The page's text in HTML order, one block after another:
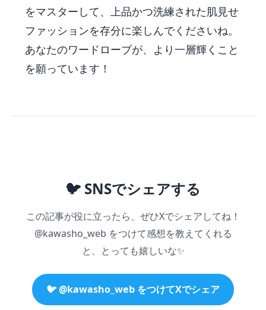
をマスターして、上品かつ洗練された肌見せ
ファッションを存分に楽しんでくださいね。
あなたのワードローブが、より一層輝くこと
を願っています！
🐦 SNSでシェアする
この記事が役に立ったら、ぜひXでシェアしてね！
@kawasho_web をつけて感想を教えてくれる
と、とっても嬉しいな✨
🐦 @kawasho_web をつけてXでシェア